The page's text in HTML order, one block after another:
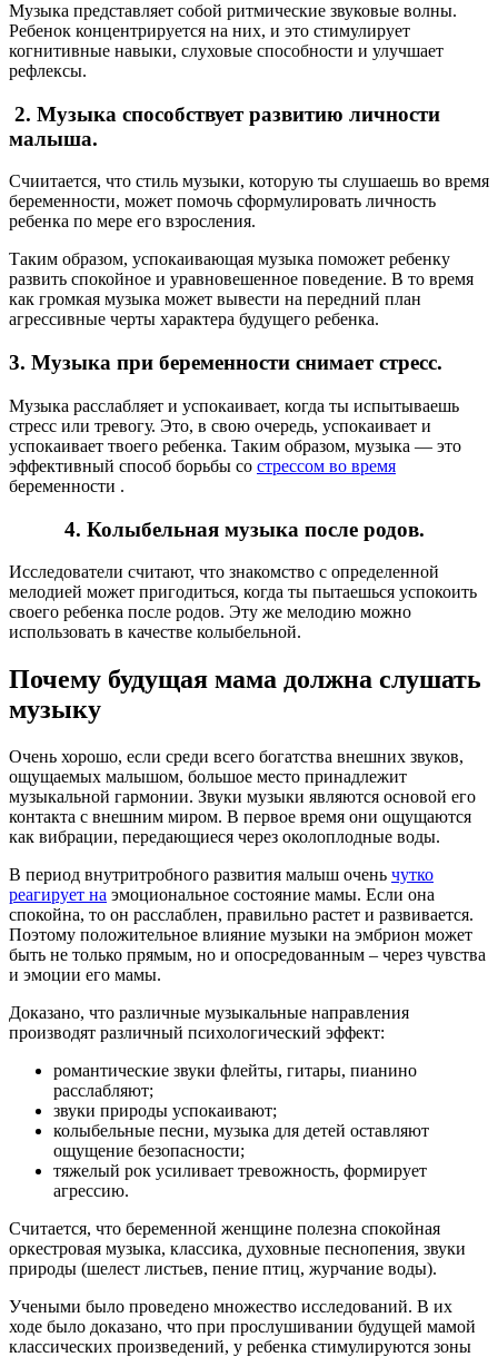
Музыка представляет собой ритмические звуковые волны.
Ребенок концентрируется на них, и это стимулирует
когнитивные навыки, слуховые способности и улучшает
рефлексы.
2. Музыка способствует развитию личности
малыша.
Счиитается, что стиль музыки, которую ты слушаешь во время
беременности, может помочь сформулировать личность
ребенка по мере его взросления.
Таким образом, успокаивающая музыка поможет ребенку
развить спокойное и уравновешенное поведение. В то время
как громкая музыка может вывести на передний план
агрессивные черты характера будущего ребенка.
3. Музыка при беременности снимает стресс.
Музыка расслабляет и успокаивает, когда ты испытываешь
стресс или тревогу. Это, в свою очередь, успокаивает и
успокаивает твоего ребенка. Таким образом, музыка — это
эффективный способ борьбы со стрессом во время
беременности .
4. Колыбельная музыка после родов.
Исследователи считают, что знакомство с определенной
мелодией может пригодиться, когда ты пытаешься успокоить
своего ребенка после родов. Эту же мелодию можно
использовать в качестве колыбельной.
Почему будущая мама должна слушать
музыку
Очень хорошо, если среди всего богатства внешних звуков,
ощущаемых малышом, большое место принадлежит
музыкальной гармонии. Звуки музыки являются основой его
контакта с внешним миром. В первое время они ощущаются
как вибрации, передающиеся через околоплодные воды.
В период внутритробного развития малыш очень чутко
реагирует на эмоциональное состояние мамы. Если она
спокойна, то он расслаблен, правильно растет и развивается.
Поэтому положительное влияние музыки на эмбрион может
быть не только прямым, но и опосредованным – через чувства
и эмоции его мамы.
Доказано, что различные музыкальные направления
производят различный психологический эффект:
романтические звуки флейты, гитары, пианино
расслабляют;
звуки природы успокаивают;
колыбельные песни, музыка для детей оставляют
ощущение безопасности;
тяжелый рок усиливает тревожность, формирует
агрессию.
Считается, что беременной женщине полезна спокойная
оркестровая музыка, классика, духовные песнопения, звуки
природы (шелест листьев, пение птиц, журчание воды).
Учеными было проведено множество исследований. В их
ходе было доказано, что при прослушивании будущей мамой
классических произведений, у ребенка стимулируются зоны